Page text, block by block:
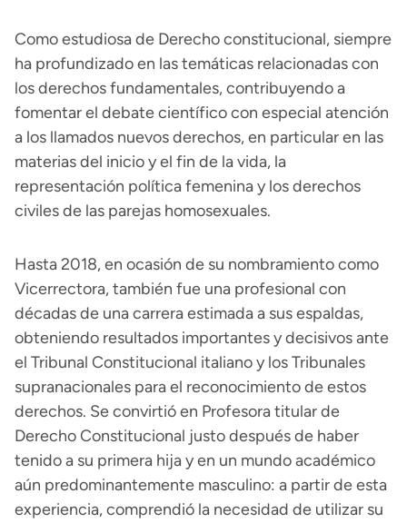
Como estudiosa de Derecho constitucional, siempre
ha profundizado en las temáticas relacionadas con
los derechos fundamentales, contribuyendo a
fomentar el debate científico con especial atención
a los llamados nuevos derechos, en particular en las
materias del inicio y el fin de la vida, la
representación política femenina y los derechos
civiles de las parejas homosexuales.
Hasta 2018, en ocasión de su nombramiento como
Vicerrectora, también fue una profesional con
décadas de una carrera estimada a sus espaldas,
obteniendo resultados importantes y decisivos ante
el Tribunal Constitucional italiano y los Tribunales
supranacionales para el reconocimiento de estos
derechos. Se convirtió en Profesora titular de
Derecho Constitucional justo después de haber
tenido a su primera hija y en un mundo académico
aún predominantemente masculino: a partir de esta
experiencia, comprendió la necesidad de utilizar su